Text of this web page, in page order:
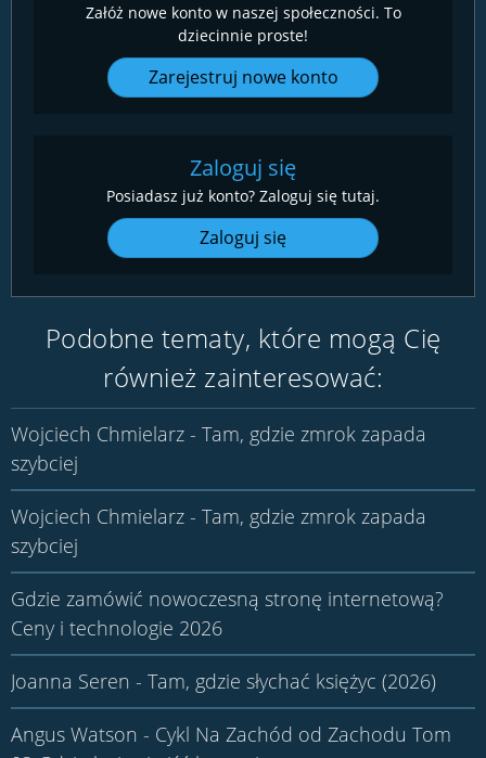
Załóż nowe konto w naszej społeczności. To
dziecinnie proste!
Zarejestruj nowe konto
Zaloguj się
Posiadasz już konto? Zaloguj się tutaj.
Zaloguj się
Podobne tematy, które mogą Cię
również zainteresować:
Wojciech Chmielarz - Tam, gdzie zmrok zapada
szybciej
Wojciech Chmielarz - Tam, gdzie zmrok zapada
szybciej
Gdzie zamówić nowoczesną stronę internetową?
Ceny i technologie 2026
Joanna Seren - Tam, gdzie słychać księżyc (2026)
Angus Watson - Cykl Na Zachód od Zachodu Tom